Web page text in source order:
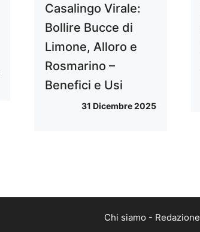
Casalingo Virale:
Bollire Bucce di
Limone, Alloro e
Rosmarino –
Benefici e Usi
31 Dicembre 2025
Chi siamo - Redazione